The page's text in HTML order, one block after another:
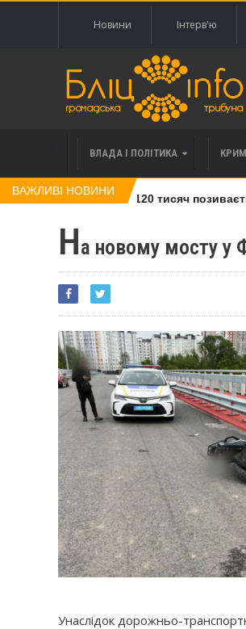
Новини Інтерв'ю
ВЛАДА І ПОЛІТИКА
ВАЖЛИВІ НОВИНИ
права вимоги за 120 тисяч
На новому мосту у
Унаслідок дорожньо-